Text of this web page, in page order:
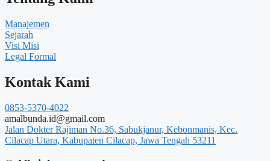
Manajemen
Sejarah
Visi Misi
Legal Formal
Kontak Kami
0853-5370-4022
amalbunda.id@gmail.com
Jalan Dokter Rajiman No.36, Sabukjanur, Kebonmanis, Kec.
Cilacap Utara, Kabupaten Cilacap, Jawa Tengah 53211